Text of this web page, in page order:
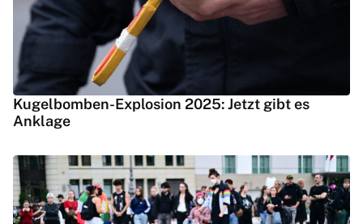
Kugelbomben-Explosion 2025: Jetzt gibt es
Anklage